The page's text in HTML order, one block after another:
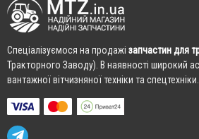
Cпеціалізуємося на продажі запчастин для
Тракторного Заводу). В наявності широкий
вантажної вітчизняної техніки та спецтехніки.